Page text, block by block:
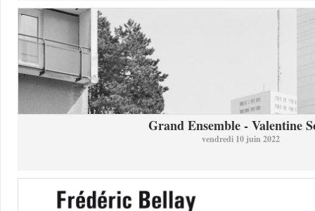
Grand Ensemble - Valentine
vendredi 10 juin 2022